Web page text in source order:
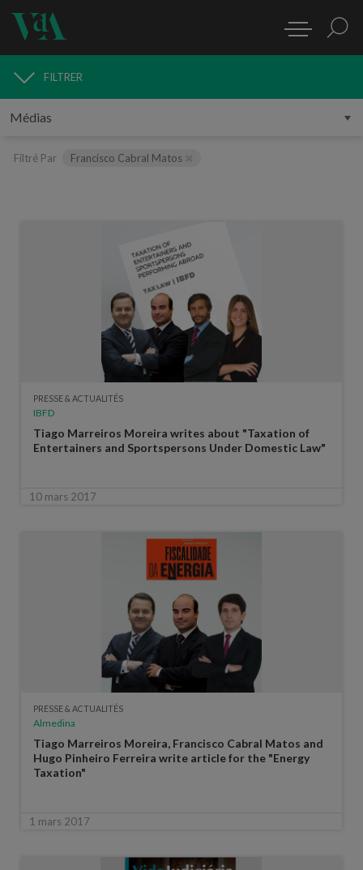
MÉDIAS
FILTRER
Filtré Par Francisco Cabral Matos
PRESSE & ACTUALITÉS
IBFD
Tiago Marreiros Moreira writes about "Taxation of
Entertainers and Sportspersons Under Domestic Law"
10 mars 2017
PRESSE & ACTUALITÉS
Almedina
Tiago Marreiros Moreira, Francisco Cabral Matos and
Hugo Pinheiro Ferreira write article for the "Energy
Taxation"
1 mars 2017